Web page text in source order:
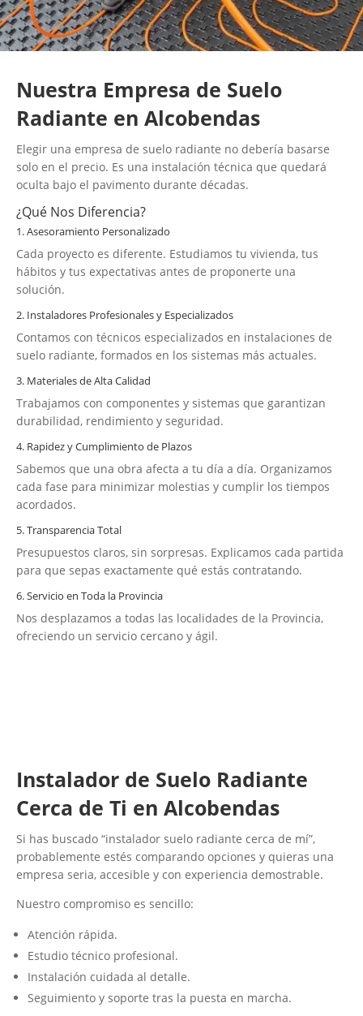
Nuestra Empresa de Suelo
Radiante en Alcobendas
Elegir una empresa de suelo radiante no debería basarse
solo en el precio. Es una instalación técnica que quedará
oculta bajo el pavimento durante décadas.
¿Qué Nos Diferencia?
1. Asesoramiento Personalizado
Cada proyecto es diferente. Estudiamos tu vivienda, tus
hábitos y tus expectativas antes de proponerte una
solución.
2. Instaladores Profesionales y Especializados
Contamos con técnicos especializados en instalaciones de
suelo radiante, formados en los sistemas más actuales.
3. Materiales de Alta Calidad
Trabajamos con componentes y sistemas que garantizan
durabilidad, rendimiento y seguridad.
4. Rapidez y Cumplimiento de Plazos
Sabemos que una obra afecta a tu día a día. Organizamos
cada fase para minimizar molestias y cumplir los tiempos
acordados.
5. Transparencia Total
Presupuestos claros, sin sorpresas. Explicamos cada partida
para que sepas exactamente qué estás contratando.
6. Servicio en Toda la Provincia
Nos desplazamos a todas las localidades de la Provincia,
ofreciendo un servicio cercano y ágil.
Instalador de Suelo Radiante
Cerca de Ti en Alcobendas
Si has buscado “instalador suelo radiante cerca de mí”,
probablemente estés comparando opciones y quieras una
empresa seria, accesible y con experiencia demostrable.
Nuestro compromiso es sencillo:
Atención rápida.
Estudio técnico profesional.
Instalación cuidada al detalle.
Seguimiento y soporte tras la puesta en marcha.